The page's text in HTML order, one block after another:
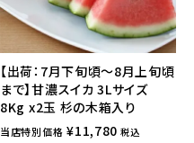
【出荷：7月下旬頃～8月上旬頃
まで】甘濃スイカ 3Lサイズ
8Kg x2玉 杉の木箱入り
当店特別価格 ¥11,780 税込